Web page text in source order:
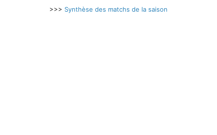
>>> Synthèse des matchs de la saison